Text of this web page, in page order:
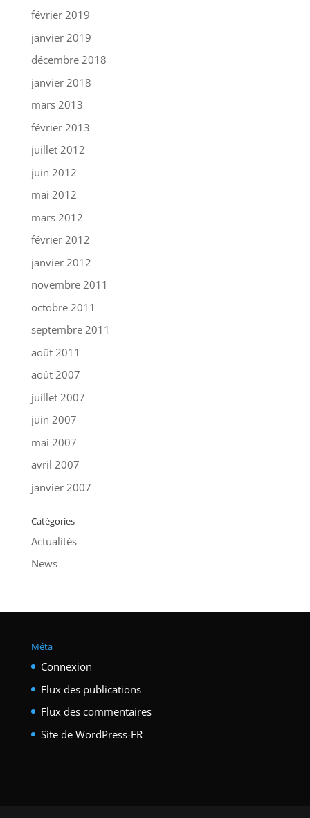
février 2019
janvier 2019
décembre 2018
janvier 2018
mars 2013
février 2013
juillet 2012
juin 2012
mai 2012
mars 2012
février 2012
janvier 2012
novembre 2011
octobre 2011
septembre 2011
août 2011
août 2007
juillet 2007
juin 2007
mai 2007
avril 2007
janvier 2007
Catégories
Actualités
News
Méta
Connexion
Flux des publications
Flux des commentaires
Site de WordPress-FR